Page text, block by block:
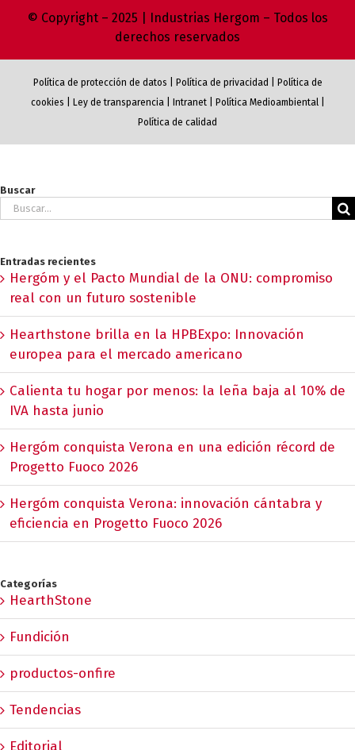
© Copyright – 2025 | Industrias Hergom – Todos los
derechos reservados
Política de protección de datos Política de privacidad
Política de
cookies
Ley de transparencia| Intranet| Política Medioambiental|
Política de calidad
Buscar
Buscar:
Entradas recientes
Hergóm y el Pacto Mundial de la ONU: compromiso
real con un futuro sostenible
Hearthstone brilla en la HPBExpo: Innovación
europea para el mercado americano
Calienta tu hogar por menos: la leña baja al 10% de
IVA hasta junio
Hergóm conquista Verona en una edición récord de
Progetto Fuoco 2026
Hergóm conquista Verona: innovación cántabra y
eficiencia en Progetto Fuoco 2026
Categorías
HearthStone
Fundición
productos-onfire
Tendencias
Editorial